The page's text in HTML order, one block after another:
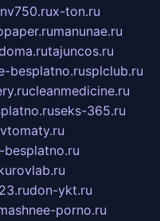
nv750.rux-ton.ru
manunae.ru
tajuncos.ru
besplatno.rusplclub.ru
cleanmedicine.ru
seks-365.ru
don-ykt.ru
porno.ru